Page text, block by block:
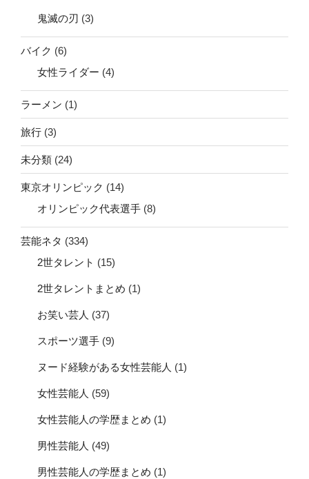
鬼滅の刃 (3)
バイク (6)
女性ライダー (4)
ラーメン (1)
旅行 (3)
未分類 (24)
東京オリンピック (14)
オリンピック代表選手 (8)
芸能ネタ (334)
2世タレント (15)
2世タレントまとめ (1)
お笑い芸人 (37)
スポーツ選手 (9)
ヌード経験がある女性芸能人 (1)
女性芸能人 (59)
女性芸能人の学歴まとめ (1)
男性芸能人 (49)
男性芸能人の学歴まとめ (1)